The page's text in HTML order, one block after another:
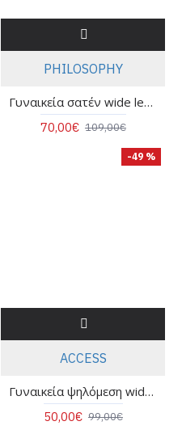
PHILOSOPHY
Γυναικεία σατέν wide leg παντελόνα - Philosophy TR44402
70,00€ 109,00€
-49 %
ACCESS
Γυναικεία ψηλόμεση wide leg παντελόνα - Access 63-5010
50,00€ 99,00€